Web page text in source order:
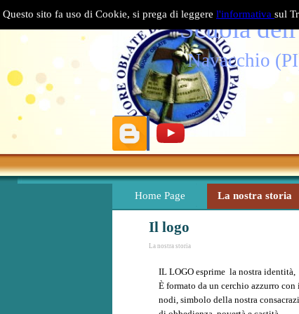
Questo sito fa uso di Cookie, si prega di leggere l'informativa sul
Scuola
Navacchio
Home Page La nostra storia
Il logo
La nostra storia
IL LOGO esprime la nostra identità,
È formato da un cerchio azzurro
nodi, simbolo della nostra